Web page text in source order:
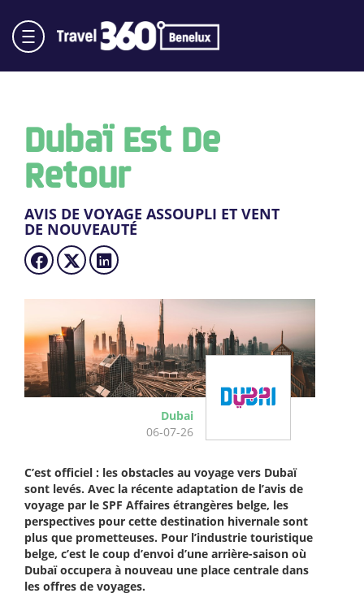
Dubaï Est De
Retour
AVIS DE VOYAGE ASSOUPLI ET VENT
DE NOUVEAUTÉ
Dubai
06-07-26
C’est officiel : les obstacles au voyage vers Dubaï
sont levés. Avec la récente adaptation de l’avis de
voyage par le SPF Affaires étrangères belge, les
perspectives pour cette destination hivernale sont
plus que prometteuses. Pour l’industrie touristique
belge, c’est le coup d’envoi d’une arrière-saison où
Dubaï occupera à nouveau une place centrale dans
les offres de voyages.